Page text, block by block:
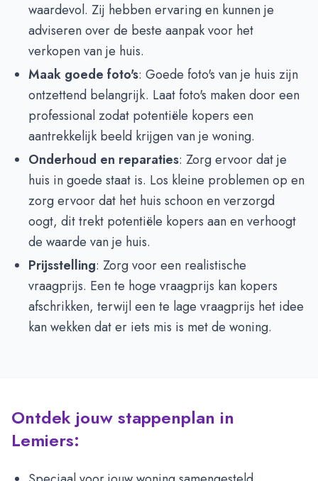
waardevol. Zij hebben ervaring en kunnen je
adviseren over de beste aanpak voor het
verkopen van je huis.
Maak goede foto's: Goede foto's van je huis zijn
ontzettend belangrijk. Laat foto's maken door een
professional zodat potentiële kopers een
aantrekkelijk beeld krijgen van je woning.
Onderhoud en reparaties: Zorg ervoor dat je
huis in goede staat is. Los kleine problemen op en
zorg ervoor dat het huis schoon en verzorgd
oogt, dit trekt potentiële kopers aan en verhoogt
de waarde van je huis.
Prijsstelling: Zorg voor een realistische
vraagprijs. Een te hoge vraagprijs kan kopers
afschrikken, terwijl een te lage vraagprijs het idee
kan wekken dat er iets mis is met de woning.
Ontdek jouw stappenplan in
Lemiers: